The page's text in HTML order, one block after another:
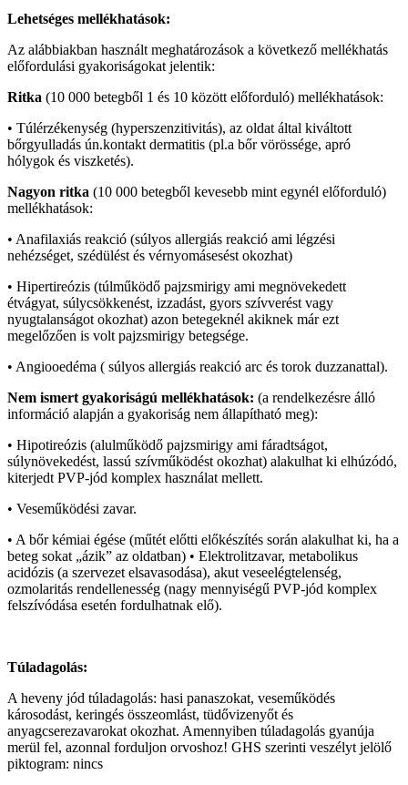
Lehetséges mellékhatások:
Az alábbiakban használt meghatározások a következő mellékhatás
előfordulási gyakoriságokat jelentik:
Ritka (10 000 betegből 1 és 10 között előforduló) mellékhatások:
• Túlérzékenység (hyperszenzitivitás), az oldat által kiváltott
bőrgyulladás ún.kontakt dermatitis (pl.a bőr vörössége, apró
hólygok és viszketés).
Nagyon ritka (10 000 betegből kevesebb mint egynél előforduló)
mellékhatások:
• Anafilaxiás reakció (súlyos allergiás reakció ami légzési
nehézséget, szédülést és vérnyomásesést okozhat)
• Hipertireózis (túlműködő pajzsmirigy ami megnövekedett
étvágyat, súlycsökkenést, izzadást, gyors szívverést vagy
nyugtalanságot okozhat) azon betegeknél akiknek már ezt
megelőzően is volt pajzsmirigy betegsége.
• Angiooedéma ( súlyos allergiás reakció arc és torok duzzanattal).
Nem ismert gyakoriságú mellékhatások: (a rendelkezésre álló
információ alapján a gyakoriság nem állapítható meg):
• Hipotireózis (alulműködő pajzsmirigy ami fáradtságot,
súlynövekedést, lassú szívműködést okozhat) alakulhat ki elhúzódó,
kiterjedt PVP-jód komplex használat mellett.
• Veseműködési zavar.
• A bőr kémiai égése (műtét előtti előkészítés során alakulhat ki, ha a
beteg sokat „ázik” az oldatban) • Elektrolitzavar, metabolikus
acidózis (a szervezet elsavasodása), akut veseelégtelenség,
ozmolaritás rendellenesség (nagy mennyiségű PVP-jód komplex
felszívódása esetén fordulhatnak elő).
Túladagolás:
A heveny jód túladagolás: hasi panaszokat, veseműködés
károsodást, keringés összeomlást, tüdővizenyőt és
anyagcserezavarokat okozhat. Amennyiben túladagolás gyanúja
merül fel, azonnal forduljon orvoshoz! GHS szerinti veszélyt jelölő
piktogram: nincs